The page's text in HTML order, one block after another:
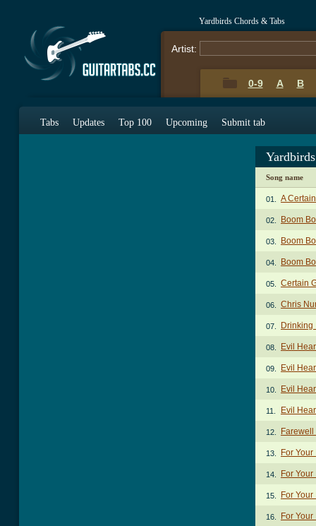
Yardbirds Chords & Tabs
Artist:
0-9 A B
Tabs Updates Top 100 Upcoming Submit tab
Song name
01. A
02. Boom
03. Boom
04. Boom
05. Certain
06. Chris
07. Drinking
08. Evil
09. Evil
10. Evil
11. Evil
12. Farewell
13. For
14. For
15. For
16. For